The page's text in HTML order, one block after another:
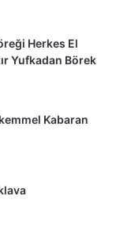
Herkes El
Yufkadan Börek
Kabaran